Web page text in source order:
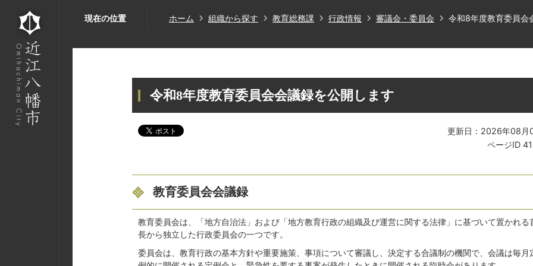
現在の位置 ホーム 組織から探す 教育総務課 行政情報 審議会・委員会 令和8年度教育委員会
令和8年度教育委員会会議録を公開します
更新日：2026年08月
ページID
教育委員会会議録
教育委員会は、「地方自治法」および「地方教育行政の組織及び運営に関する法律」に基づいて置かれる
長から独立した行政委員会の一つです。
委員会は、教育行政の基本方針や重要施策、事項について審議し、決定する合議制の機関で、会議は毎月